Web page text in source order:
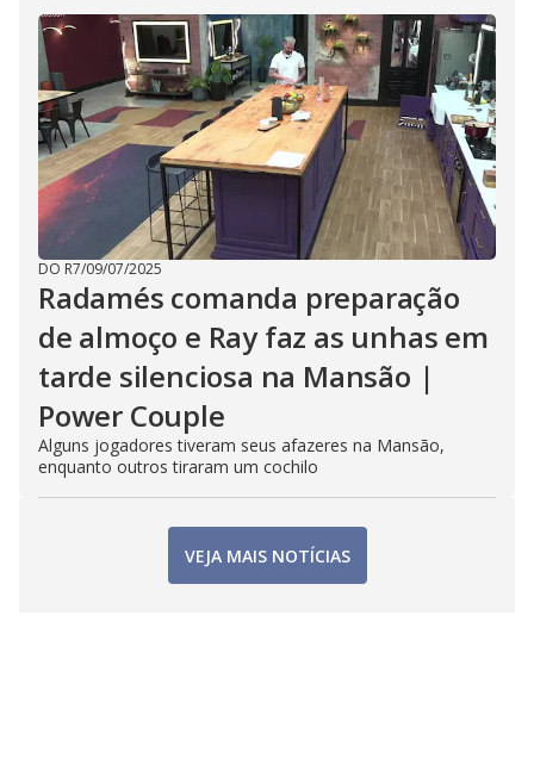
DO R7/09/07/2025
Radamés comanda preparação
de almoço e Ray faz as unhas em
tarde silenciosa na Mansão |
Power Couple
Alguns jogadores tiveram seus afazeres na Mansão,
enquanto outros tiraram um cochilo
VEJA MAIS NOTÍCIAS